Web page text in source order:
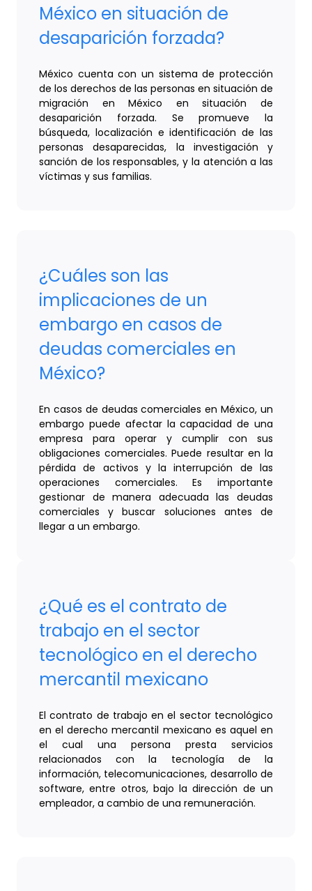
México en situación de
desaparición forzada?
México cuenta con un sistema de protección
de los derechos de las personas en situación de
migración en México en situación de
desaparición forzada. Se promueve la
búsqueda, localización e identificación de las
personas desaparecidas, la investigación y
sanción de los responsables, y la atención a las
víctimas y sus familias.
¿Cuáles son las
implicaciones de un
embargo en casos de
deudas comerciales en
México?
En casos de deudas comerciales en México, un
embargo puede afectar la capacidad de una
empresa para operar y cumplir con sus
obligaciones comerciales. Puede resultar en la
pérdida de activos y la interrupción de las
operaciones comerciales. Es importante
gestionar de manera adecuada las deudas
comerciales y buscar soluciones antes de
llegar a un embargo.
¿Qué es el contrato de
trabajo en el sector
tecnológico en el derecho
mercantil mexicano
El contrato de trabajo en el sector tecnológico
en el derecho mercantil mexicano es aquel en
el cual una persona presta servicios
relacionados con la tecnología de la
información, telecomunicaciones, desarrollo de
software, entre otros, bajo la dirección de un
empleador, a cambio de una remuneración.